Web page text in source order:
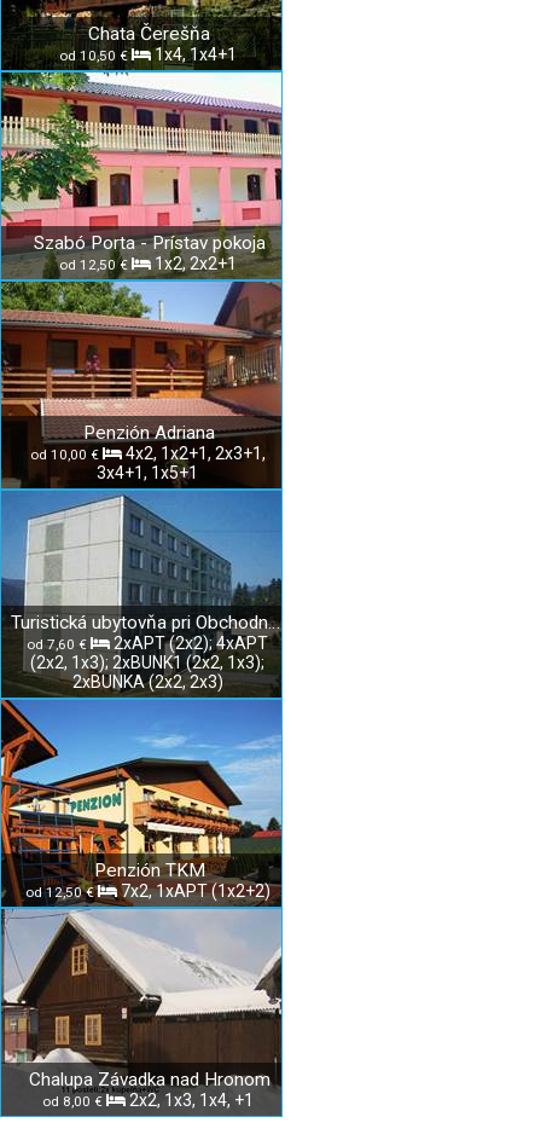
Chata Čerešňa
od 10,50 € 1x4, 1x4+1
Szabó Porta - Prístav pokoja
od 12,50 € 1x2, 2x2+1
Penzión Adriana
od 10,00 €
4x2, 1x2+1, 2x3+1,
3x4+1, 1x5+1
Turistická ubytovňa pri Obchodnej akadémii v Rožňave
od 7,60 €
2xAPT (2x2); 4xAPT
(2x2, 1x3); 2xBUNK1 (2x2, 1x3);
2xBUNKA (2x2, 2x3)
Penzión TKM
od 12,50 € 7x2, 1xAPT (1x2+2)
Chalupa Závadka nad Hronom
od 8,00 € 2x2, 1x3, 1x4, +1